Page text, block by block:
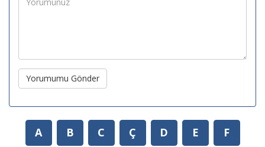
Yorumumu Gönder
A B C Ç D E
F